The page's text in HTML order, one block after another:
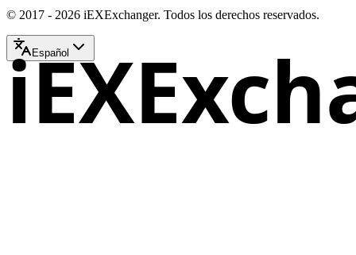
© 2017 - 2026 iEXExchanger. Todos los derechos reservados.
Español